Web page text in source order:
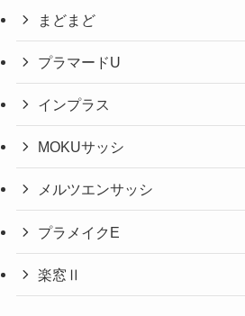
まどまど
プラマードU
インプラス
MOKUサッシ
メルツエンサッシ
プラメイクE
楽窓Ⅱ